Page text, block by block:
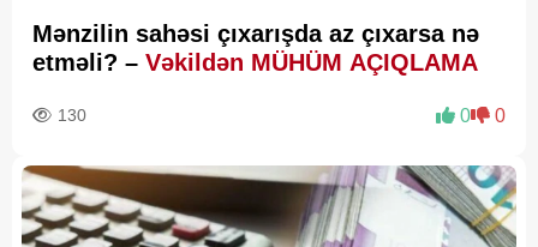
Mənzilin sahəsi çıxarışda az çıxarsa nə
etməli? – Vəkildən MÜHÜM AÇIQLAMA
130 0 0